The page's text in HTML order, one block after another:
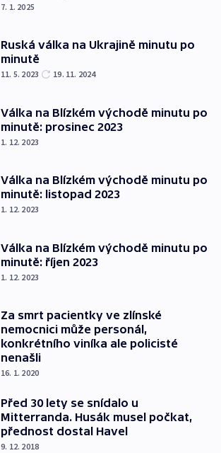
7. 1. 2025
Ruská válka na Ukrajině minutu po
minutě
11. 5. 2023 19. 11. 2024
Válka na Blízkém východě minutu po
minutě: prosinec 2023
1. 12. 2023
Válka na Blízkém východě minutu po
minutě: listopad 2023
1. 12. 2023
Válka na Blízkém východě minutu po
minutě: říjen 2023
1. 12. 2023
Za smrt pacientky ve zlínské
nemocnici může personál,
konkrétního viníka ale policisté
nenašli
16. 1. 2020
Před 30 lety se snídalo u
Mitterranda. Husák musel počkat,
přednost dostal Havel
9. 12. 2018